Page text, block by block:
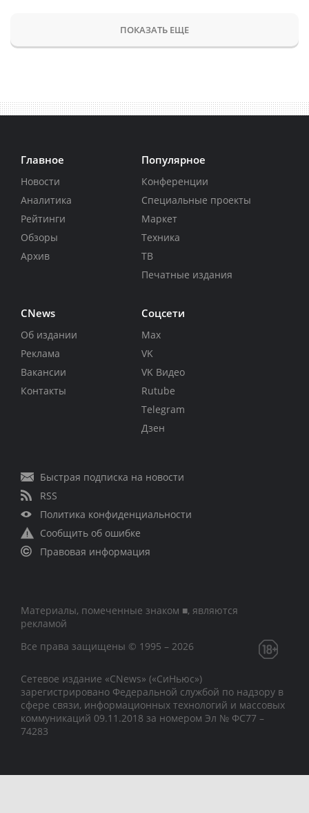
ПОКАЗАТЬ ЕЩЕ
Главное
Новости
Аналитика
Рейтинги
Обзоры
Архив
Популярное
Конференции
Специальные проекты
Маркет
Техника
ТВ
Печатные издания
CNews
Об издании
Реклама
Вакансии
Контакты
Соцсети
Max
VK
VK Видео
Rutube
Telegram
Дзен
Быстрая подписка на новости
RSS
Политика конфиденциальности
Сообщить об ошибке
Правовая информация
Материалы, помеченные знаком ■, являются
рекламой
Все права защищены © 1995 – 2026
Сетевое издание «CNews» («СиНьюс»)
зарегистрировано Федеральной службой по надзору в
сфере связи, информационных технологий и массовых
коммуникаций 09.11.2018 за номером Эл № ФС77 –
74283